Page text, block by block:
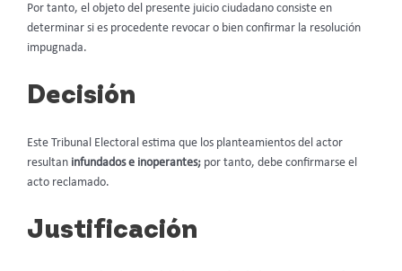
Por tanto, el objeto del presente juicio ciudadano consiste en
determinar si es procedente revocar o bien confirmar la resolución
impugnada.
Decisión
Este Tribunal Electoral estima que los planteamientos del actor
resultan infundados e inoperantes; por tanto, debe confirmarse el
acto reclamado.
Justificación